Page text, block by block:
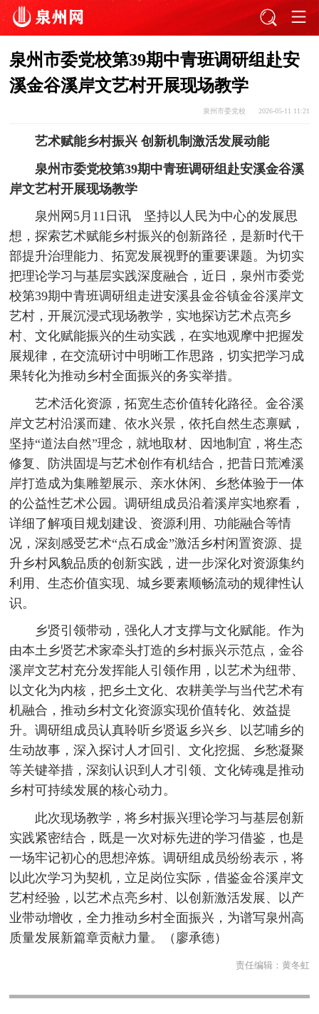
泉州市委党校第39期中青班调研组赴安
溪金谷溪岸文艺村开展现场教学
泉州市委党校 2026-05-11 11:21
艺术赋能乡村振兴 创新机制激活发展动能
泉州市委党校第39期中青班调研组赴安溪金谷溪
岸文艺村开展现场教学
泉州网5月11日讯 坚持以人民为中心的发展思
想，探索艺术赋能乡村振兴的创新路径，是新时代干
部提升治理能力、拓宽发展视野的重要课题。为切实
把理论学习与基层实践深度融合，近日，泉州市委党
校第39期中青班调研组走进安溪县金谷镇金谷溪岸文
艺村，开展沉浸式现场教学，实地探访艺术点亮乡
村、文化赋能振兴的生动实践，在实地观摩中把握发
展规律，在交流研讨中明晰工作思路，切实把学习成
果转化为推动乡村全面振兴的务实举措。
艺术活化资源，拓宽生态价值转化路径。金谷溪
岸文艺村沿溪而建、依水兴景，依托自然生态禀赋，
坚持“道法自然”理念，就地取材、因地制宜，将生态
修复、防洪固堤与艺术创作有机结合，把昔日荒滩溪
岸打造成为集雕塑展示、亲水休闲、乡愁体验于一体
的公益性艺术公园。调研组成员沿着溪岸实地察看，
详细了解项目规划建设、资源利用、功能融合等情
况，深刻感受艺术“点石成金”激活乡村闲置资源、提
升乡村风貌品质的创新实践，进一步深化对资源集约
利用、生态价值实现、城乡要素顺畅流动的规律性认
识。
乡贤引领带动，强化人才支撑与文化赋能。作为
由本土乡贤艺术家牵头打造的乡村振兴示范点，金谷
溪岸文艺村充分发挥能人引领作用，以艺术为纽带、
以文化为内核，把乡土文化、农耕美学与当代艺术有
机融合，推动乡村文化资源实现价值转化、效益提
升。调研组成员认真聆听乡贤返乡兴乡、以艺哺乡的
生动故事，深入探讨人才回引、文化挖掘、乡愁凝聚
等关键举措，深刻认识到人才引领、文化铸魂是推动
乡村可持续发展的核心动力。
此次现场教学，将乡村振兴理论学习与基层创新
实践紧密结合，既是一次对标先进的学习借鉴，也是
一场牢记初心的思想淬炼。调研组成员纷纷表示，将
以此次学习为契机，立足岗位实际，借鉴金谷溪岸文
艺村经验，以艺术点亮乡村、以创新激活发展、以产
业带动增收，全力推动乡村全面振兴，为谱写泉州高
质量发展新篇章贡献力量。（廖承德）
责任编辑： 黄冬虹